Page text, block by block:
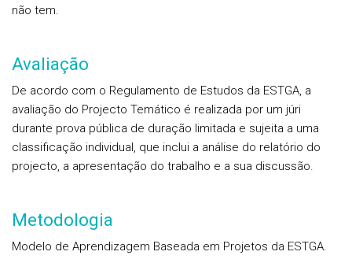
não tem.
Avaliação
De acordo com o Regulamento de Estudos da ESTGA, a
avaliação do Projecto Temático é realizada por um júri
durante prova pública de duração limitada e sujeita a uma
classificação individual, que inclui a análise do relatório do
projecto, a apresentação do trabalho e a sua discussão.
Metodologia
Modelo de Aprendizagem Baseada em Projetos da ESTGA.